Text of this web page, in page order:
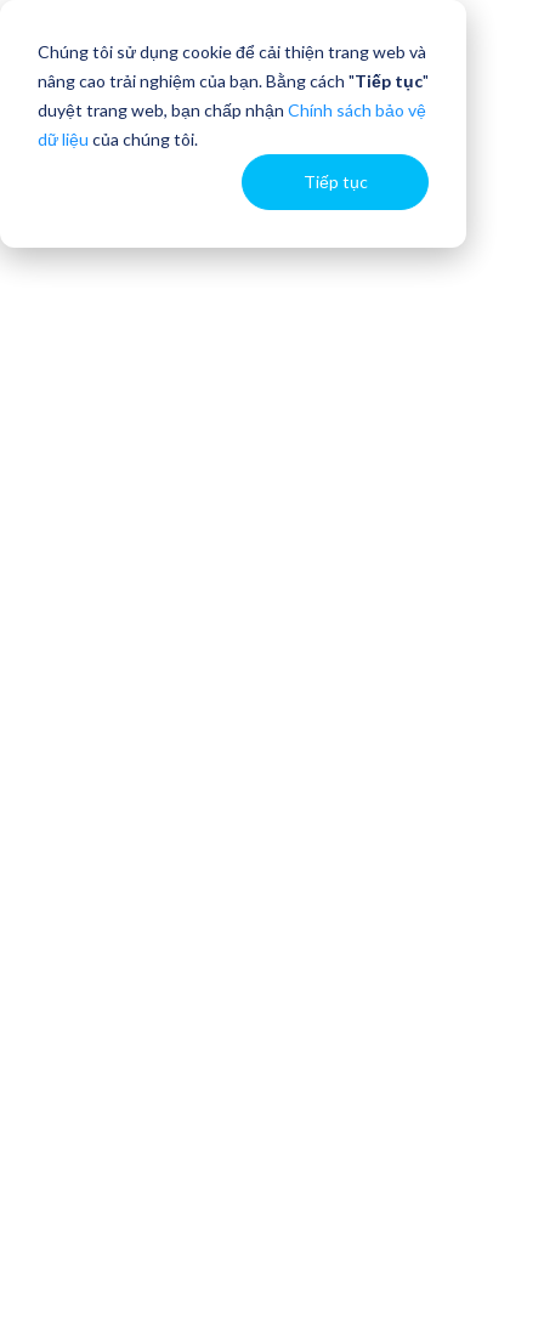
Chúng tôi sử dụng cookie để cải thiện trang web và
nâng cao trải nghiệm của bạn. Bằng cách "Tiếp tục"
duyệt trang web, bạn chấp nhận Chính sách bảo vệ
dữ liệu của chúng tôi.
Tiếp tục